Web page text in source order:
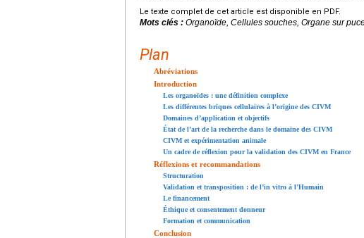
Le texte complet de cet article est disponible en PDF.
Mots clés : Organoïde, Cellules souches, Organe sur
Plan
Abréviations
Introduction
Les organoïdes : une définition complexe
Les différentes briques cellulaires à l’origine des CIVM
Domaines d’application et objectifs
État de l’art de la recherche dans le domaine des CIVM
CIVM et expérimentation animale
Un cadre de réflexion pour la validation des CIVM en France
Réflexions et recommandations
Structuration
Validation et transposition : de l’in vitro à l’Humain
Le financement
Éthique et consentement donneur
Formation et communication
Conclusion